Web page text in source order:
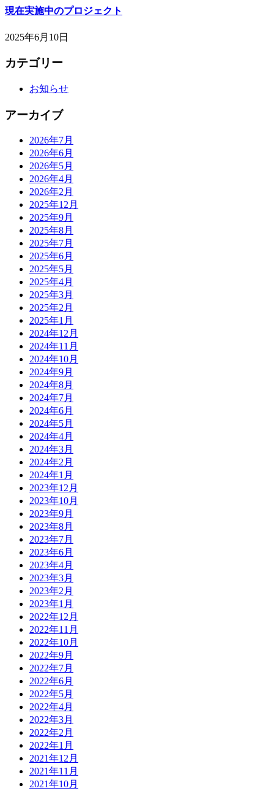
現在実施中のプロジェクト
2025年6月10日
カテゴリー
お知らせ
アーカイブ
2026年7月
2026年6月
2026年5月
2026年4月
2026年2月
2025年12月
2025年9月
2025年8月
2025年7月
2025年6月
2025年5月
2025年4月
2025年3月
2025年2月
2025年1月
2024年12月
2024年11月
2024年10月
2024年9月
2024年8月
2024年7月
2024年6月
2024年5月
2024年4月
2024年3月
2024年2月
2024年1月
2023年12月
2023年10月
2023年9月
2023年8月
2023年7月
2023年6月
2023年4月
2023年3月
2023年2月
2023年1月
2022年12月
2022年11月
2022年10月
2022年9月
2022年7月
2022年6月
2022年5月
2022年4月
2022年3月
2022年2月
2022年1月
2021年12月
2021年11月
2021年10月